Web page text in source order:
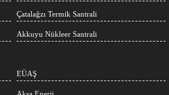
Çatalağzı Termik Santrali
Akkuyu Nükleer Santrali
EÜAŞ